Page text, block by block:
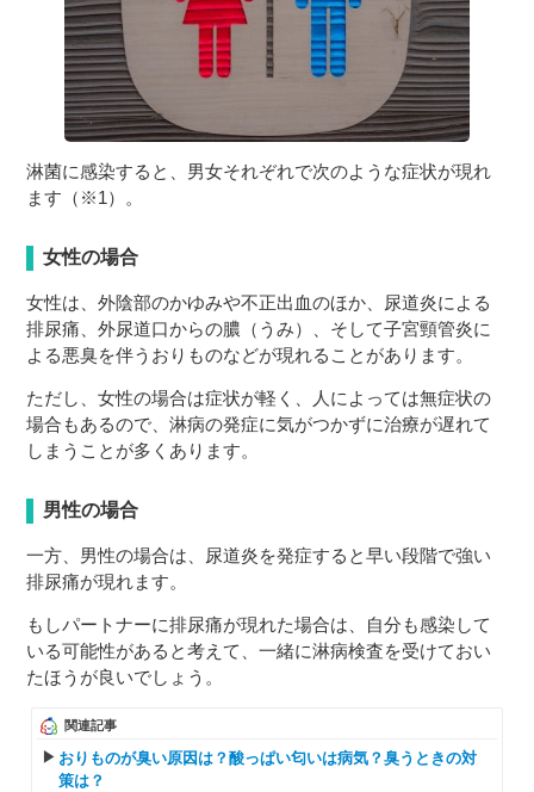
淋菌に感染すると、男女それぞれで次のような症状が現れ
ます（※1）。
女性の場合
女性は、外陰部のかゆみや不正出血のほか、尿道炎による
排尿痛、外尿道口からの膿（うみ）、そして子宮頸管炎に
よる悪臭を伴うおりものなどが現れることがあります。
ただし、女性の場合は症状が軽く、人によっては無症状の
場合もあるので、淋病の発症に気がつかずに治療が遅れて
しまうことが多くあります。
男性の場合
一方、男性の場合は、尿道炎を発症すると早い段階で強い
排尿痛が現れます。
もしパートナーに排尿痛が現れた場合は、自分も感染して
いる可能性があると考えて、一緒に淋病検査を受けておい
たほうが良いでしょう。
関連記事
おりものが臭い原因は？酸っぱい匂いは病気？臭うときの対
策は？